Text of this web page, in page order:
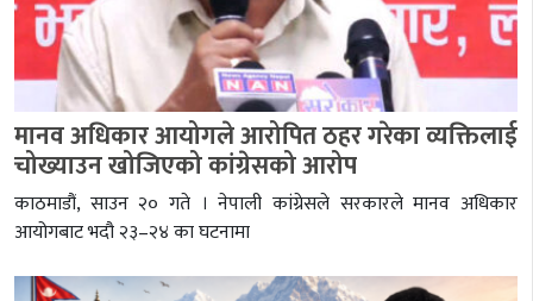
मानव अधिकार आयोगले आरोपित ठहर गरेका व्यक्तिलाई
चोख्याउन खोजिएको कांग्रेसको आरोप
काठमाडौं, साउन २० गते । नेपाली कांग्रेसले सरकारले मानव अधिकार
आयोगबाट भदौ २३–२४ का घटनामा